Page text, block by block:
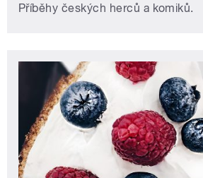
Příběhy českých herců a komiků.